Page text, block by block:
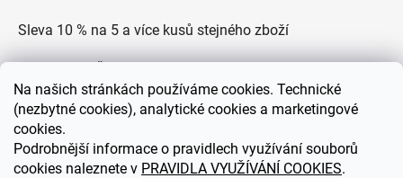
Na našich stránkách používáme cookies. Technické
(nezbytné cookies), analytické cookies a marketingové
cookies.
Podrobnější informace o pravidlech využívání souborů
cookies naleznete v PRAVIDLA VYUŽÍVÁNÍ COOKIES.
Sleva 10 % na 5 a více kusů stejného zboží
Zákaznická podpora každý všední den od 9.00 do 18.00
hodin